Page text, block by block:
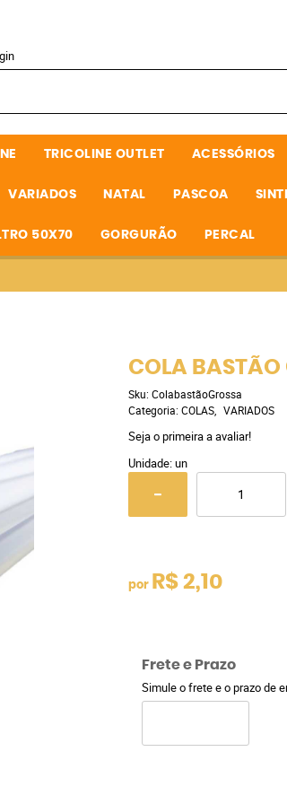
TRICOLINE OUTLET ACESSÓRIOS
VARIADOS NATAL PASCOA
50X70 GORGURÃO PERCAL
COLA BASTÃO
Sku: ColabastãoGrossa
Categoria: COLAS VARIADOS
Seja o primeira a avaliar!
Unidade: un
por R$ 2,10
Frete e Prazo
Simule o frete e o prazo de